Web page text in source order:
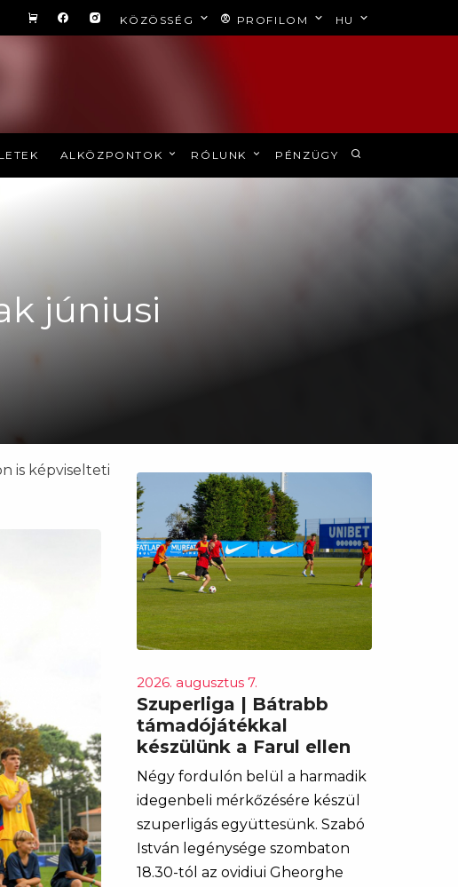
KÖZÖSSÉG PROFILOM HU
ALKÖZPONTOK RÓLUNK PÉNZÜGY
júniusi
is képviselteti
2026. augusztus 7.
Szuperliga | Bátrabb
támadójátékkal
készülünk a Farul ellen
Négy fordulón belül a harmadik
idegenbeli mérkőzésére készül
szuperligás együttesünk. Szabó
István legénysége szombaton
18.30-tól az ovidiui Gheorghe